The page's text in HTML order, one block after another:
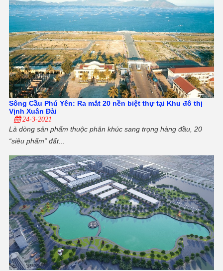
Sông Cầu Phú Yên: Ra mắt 20 nền biệt thự tại Khu đô thị
Vịnh Xuân Đài
24-3-2021
Là dòng sản phẩm thuộc phân khúc sang trọng hàng đầu, 20
“siêu phẩm” đất...